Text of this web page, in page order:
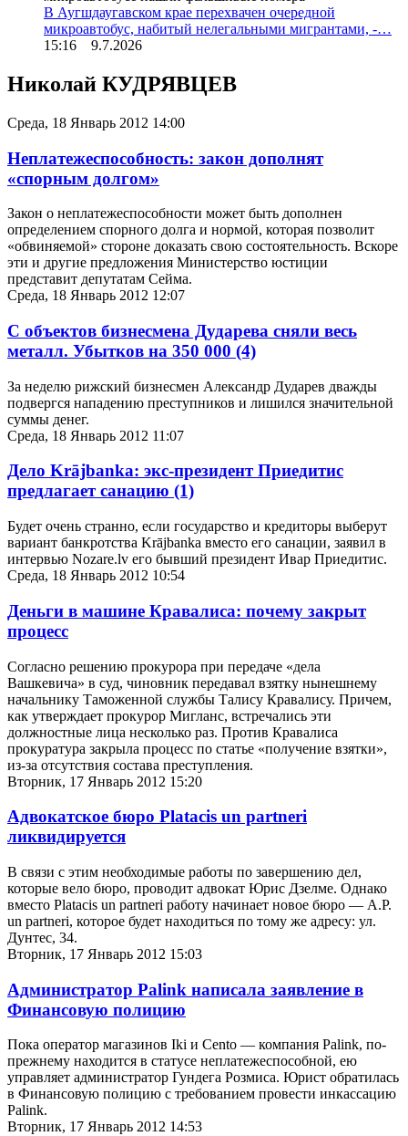
В Аугшдаугавском крае перехвачен очередной
микроавтобус, набитый нелегальными мигрантами, -…
15:16 9.7.2026
Николай КУДРЯВЦЕВ
Среда, 18 Январь 2012 14:00
Неплатежеспособность: закон дополнят
«спорным долгом»
Закон о неплатежеспособности может быть дополнен
определением спорного долга и нормой, которая позволит
«обвиняемой» стороне доказать свою состоятельность. Вскоре
эти и другие предложения Министерство юстиции
представит депутатам Сейма.
Среда, 18 Январь 2012 12:07
С объектов бизнесмена Дударева сняли весь
металл. Убытков на 350 000 (4)
За неделю рижский бизнесмен Александр Дударев дважды
подвергся нападению преступников и лишился значительной
суммы денег.
Среда, 18 Январь 2012 11:07
Дело Krājbanka: экс-президент Приедитис
предлагает санацию (1)
Будет очень странно, если государство и кредиторы выберут
вариант банкротства Krājbanka вместо его санации, заявил в
интервью Nozare.lv его бывший президент Ивар Приедитис.
Среда, 18 Январь 2012 10:54
Деньги в машине Кравалиса: почему закрыт
процесс
Согласно решению прокурора при передаче «дела
Вашкевича» в суд, чиновник передавал взятку нынешнему
начальнику Таможенной службы Талису Кравалису. Причем,
как утверждает прокурор Мигланс, встречались эти
должностные лица несколько раз. Против Кравалиса
прокуратура закрыла процесс по статье «получение взятки»,
из-за отсутствия состава преступления.
Вторник, 17 Январь 2012 15:20
Адвокатское бюро Platacis un partneri
ликвидируется
В связи с этим необходимые работы по завершению дел,
которые вело бюро, проводит адвокат Юрис Дзелме. Однако
вместо Platacis un partneri работу начинает новое бюро — A.P.
un partneri, которое будет находиться по тому же адресу: ул.
Дунтес, 34.
Вторник, 17 Январь 2012 15:03
Администратор Palink написала заявление в
Финансовую полицию
Пока оператор магазинов Iki и Cento — компания Palink, по-
прежнему находится в статусе неплатежеспособной, ею
управляет администратор Гундега Розмиса. Юрист обратилась
в Финансовую полицию с требованием провести инкассацию
Palink.
Вторник, 17 Январь 2012 14:53